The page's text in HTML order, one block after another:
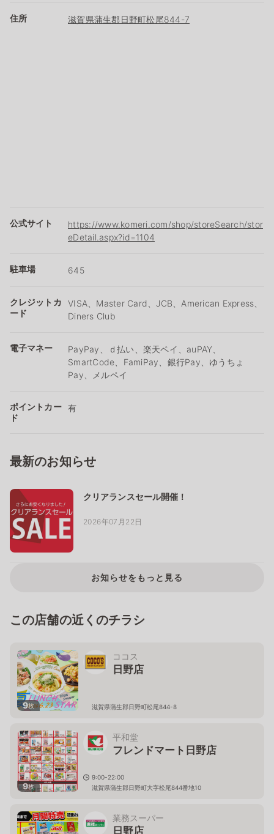
住所 滋賀県蒲生郡日野町松尾844-7
公式サイト
https://www.komeri.com/shop/storeSearch/stor
eDetail.aspx?id=1104
駐車場 645
クレジットカ
ード
VISA、Master Card、JCB、American Express、
Diners Club
電子マネー
PayPay、ｄ払い、楽天ペイ、auPAY、
SmartCode、FamiPay、銀行Pay、ゆうちょ
Pay、メルペイ
ポイントカー
ド
有
最新のお知らせ
クリアランスセール開催！
2026年07月22日
お知らせをもっと見る
この店舗の近くのチラシ
9枚
ココス
日野店
滋賀県蒲生郡日野町松尾844-8
9枚
平和堂
フレンドマート日野店
9:00-22:00
滋賀県蒲生郡日野町大字松尾844番地10
業務スーパー
日野店